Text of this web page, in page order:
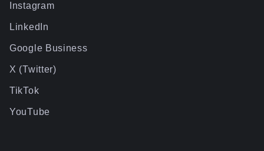
Instagram
LinkedIn
Google Business
X (Twitter)
TikTok
YouTube